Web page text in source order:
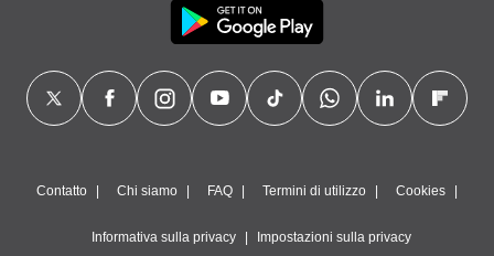
Contatto Chi siamo FAQ Termini di utilizzo Cookies
Informativa sulla privacy Impostazioni sulla privacy